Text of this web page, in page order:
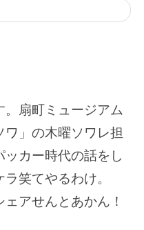
扇町ミュージアム
」の木曜ソワレ担
カー時代の話をし
笑てやるわけ。
アせんとあかん！